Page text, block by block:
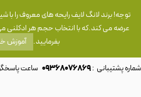
توجه! برند لانگ لایف رایحه های معروف را
عرضه می کند.که با انتخاب حجم هر ادکلنی
بفرمایید.
آموزش
شماره پشتیبانی :09368076869